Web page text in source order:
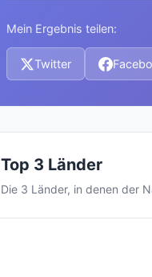
Mein Ergebnis teilen:
Twitter
Top 3 Länder
Die 3 Länder, in denen der